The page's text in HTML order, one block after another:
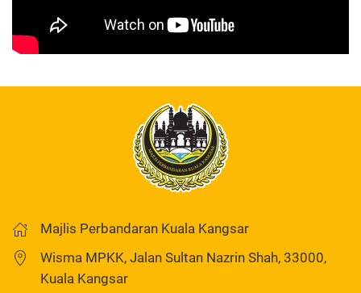
Majlis Perbandaran Kuala Kangsar
Wisma MPKK, Jalan Sultan Nazrin Shah, 33000,
Kuala Kangsar